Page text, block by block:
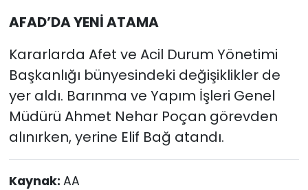
AFAD’DA YENİ ATAMA
Kararlarda Afet ve Acil Durum Yönetimi
Başkanlığı bünyesindeki değişiklikler de
yer aldı. Barınma ve Yapım İşleri Genel
Müdürü Ahmet Nehar Poçan görevden
alınırken, yerine Elif Bağ atandı.
Kaynak: AA